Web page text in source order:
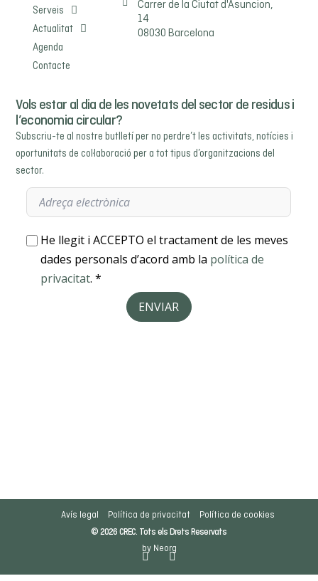
Serveis
Actualitat
Agenda
Contacte
Carrer de la Ciutat d'Asuncion,
14
08030 Barcelona
Vols estar al dia de les novetats del sector de residus i
l’economia circular?
Subscriu-te al nostre butlletí per no perdre’t les activitats, notícies i
oportunitats de col·laboració per a tot tipus d’organitzacions del
sector.
Avís legal Política de privacitat Política de cookies
© 2026 CREC. Tots els Drets Reservats
by Neorg